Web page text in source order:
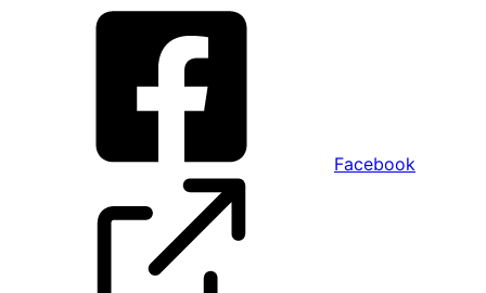
Facebook